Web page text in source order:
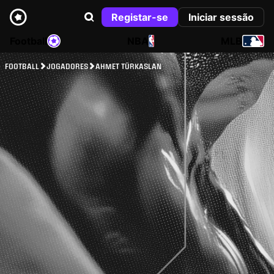
Registar-se
Iniciar sessão
NBA
FOOTBALL JOGADORES AHMET TÜRKASLAN